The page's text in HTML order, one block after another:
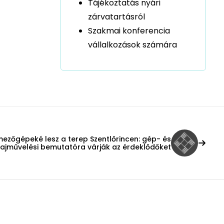
Tájékoztatás nyári
zárvatartásról
Szakmai konferencia
vállalkozások számára
lesz a terep Szentlőrincen: gép- és
bemutatóra várják az érdeklődőket